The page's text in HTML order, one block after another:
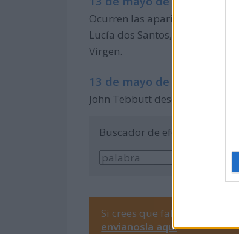
Ocurren las apariciones de
Lucía dos Santos, Jacinta y
Virgen.
13 de mayo de 1861:
John Tebbutt descubre el Gran
Buscador de efemérides
Si crees que falta alguna
envianosla aquí